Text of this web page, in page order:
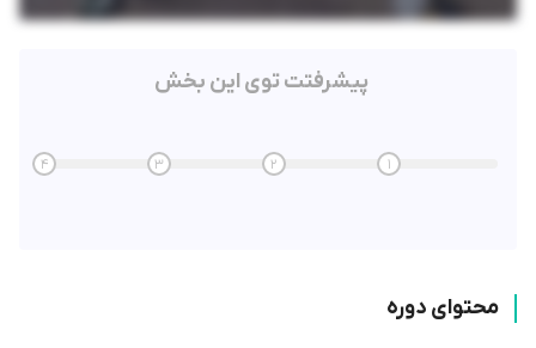
پیشرفتت توی این بخش
1
2
3
4
محتوای دوره